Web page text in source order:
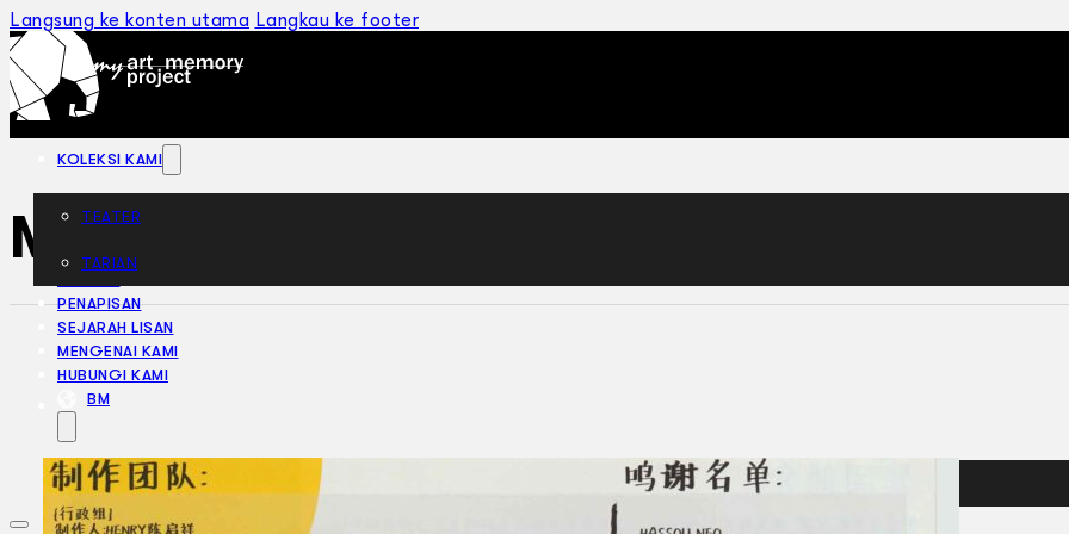
Langsung ke konten utama Langkau ke footer
KOLEKSI KAMI
TEATER
TARIAN
PENAPISAN
SEJARAH LISAN
MENGENAI KAMI
HUBUNGI KAMI
BM
EN
Men Don’t Cry 男人最痛之20 30 40